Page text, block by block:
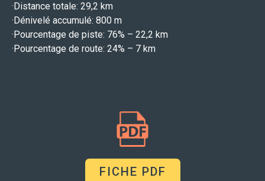
·Distance totale: 29,2 km
·Dénivelé accumulé: 800 m
·Pourcentage de piste: 76% – 22,2 km
·Pourcentage de route: 24% – 7 km
FICHE PDF